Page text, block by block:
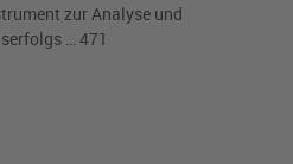
zur Analyse und
… 471